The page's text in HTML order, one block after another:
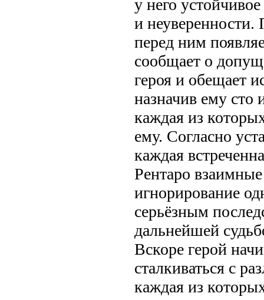
у него
и неуверенности.
перед ним
сообщает о
героя и обещает
назначив ему сто
каждая из
ему. Согласно
каждая
Рентаро взаимные
игнорирование
серьёзным
дальнейшей
Вскоре герой
сталкиваться с
каждая из